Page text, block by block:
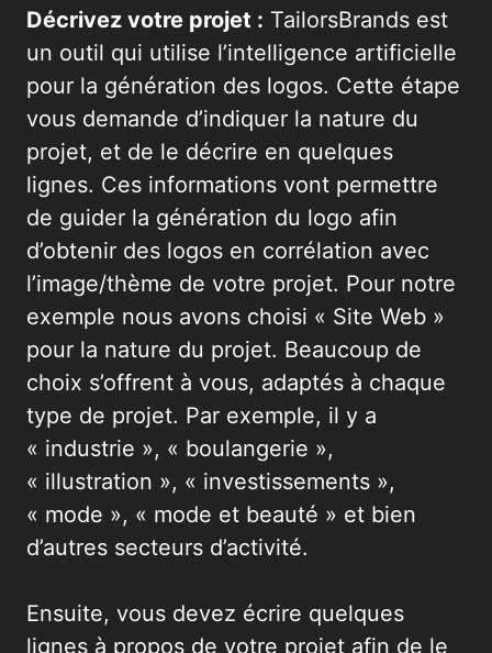
Décrivez votre projet : TailorsBrands est
un outil qui utilise l’intelligence artificielle
pour la génération des logos. Cette étape
vous demande d’indiquer la nature du
projet, et de le décrire en quelques
lignes. Ces informations vont permettre
de guider la génération du logo afin
d’obtenir des logos en corrélation avec
l’image/thème de votre projet. Pour notre
exemple nous avons choisi « Site Web »
pour la nature du projet. Beaucoup de
choix s’offrent à vous, adaptés à chaque
type de projet. Par exemple, il y a
« industrie », « boulangerie »,
« illustration », « investissements »,
« mode », « mode et beauté » et bien
d’autres secteurs d’activité.
Ensuite, vous devez écrire quelques
lignes à propos de votre projet afin de le